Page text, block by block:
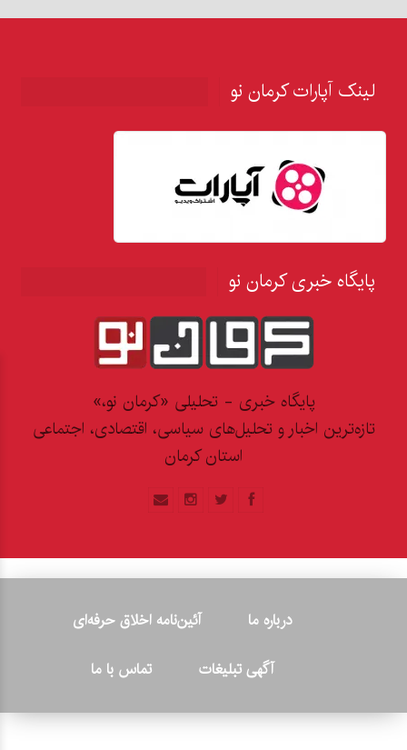
لینک آپارات کرمان نو
پایگاه خبری کرمان نو
پایگاه خبری - تحلیلی «کرمان نو،»
تازه‌ترین اخبار و تحلیل‌های سیاسی، اقتصادی، اجتماعی
استان کرمان
درباره ما
آئین‌نامه اخلاق حرفه‌ای
آگهی تبلیغات
تماس با ما